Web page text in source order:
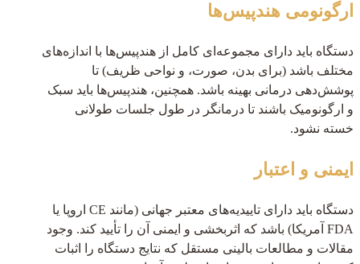
ارگونومی هندپیس‌ها
دستگاه باید دارای مجموعه‌ای کامل از هندپیس‌ها با اندازه‌های
مختلف باشد (برای بدن، صورت، و نواحی ظریف) تا
پوشش‌دهی درمانی بهینه باشد. همچنین، هندپیس‌ها باید سبک
و ارگونومیک باشند تا درمانگر در طول جلسات طولانی
خسته نشود.
ایمنی و اعتبار
دستگاه باید دارای تاییدیه‌های معتبر جهانی (مانند CE اروپا یا
FDA آمریکا) باشد که اثربخشی و ایمنی آن را تأیید کند. وجود
مقالات و مطالعات بالینی مستقل که نتایج دستگاه را اثبات